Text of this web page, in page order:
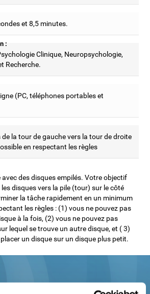
et 8,5 minutes.
:
Clinique, Neuropsychologie,
Recherche.
(PC, téléphones portables et
de la tour de gauche vers la tour de droite
en respectant les règles
avec des disques empilés. Votre objectif
disques vers la pile (tour) sur le côté
la tâche rapidement en un minimum
les règles : (1) vous ne pouvez pas
à la fois, (2) vous ne pouvez pas
lequel se trouve un autre disque, et ( 3)
un disque sur un disque plus petit.